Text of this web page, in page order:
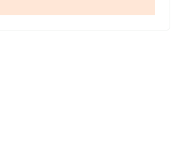
Aijala Medical & Image Group